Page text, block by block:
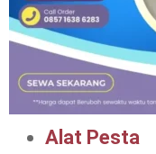
Alat Pesta